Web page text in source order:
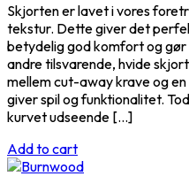
Skjorten er lavet i vores
tekstur. Dette giver det
betydelig god komfort og gør
andre tilsvarende, hvide
mellem cut-away krave og
giver spil og funktionalitet.
kurvet udseende […]
Add to cart